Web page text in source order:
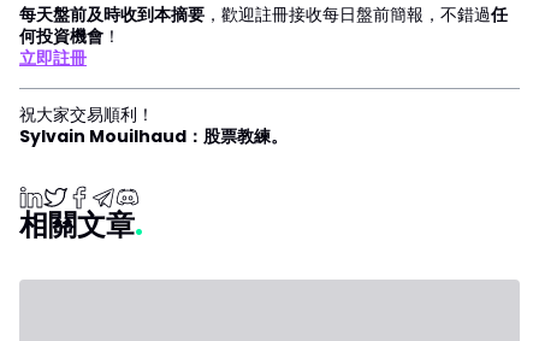
每天盤前及時收到本摘要 ，歡迎註冊接收每日盤前簡報，不錯過任
何投資機會 ！
立即註冊
祝大家交易順利！
Sylvain Mouilhaud：股票教練。
相關文章